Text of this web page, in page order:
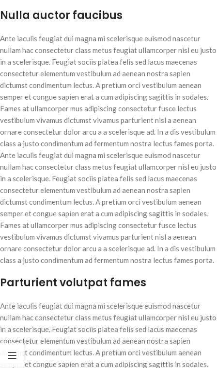
Nulla auctor faucibus
Ante iaculis feugiat dui magna mi scelerisque euismod nascetur
nullam hac consectetur class metus feugiat ullamcorper nisl eu justo
in a scelerisque. Feugiat sociis platea felis sed lacus maecenas
consectetur elementum vestibulum ad aenean nostra sapien
dictumst condimentum lectus. A pretium orci vestibulum aenean
semper et congue sapien erat a cum adipiscing sagittis in sodales.
Fames at ullamcorper mus adipiscing consectetur fusce lectus
vestibulum vivamus dictumst vivamus parturient nisl a aenean
ornare consectetur dolor arcu a a scelerisque ad. In a dis vestibulum
class a justo condimentum ad fermentum nostra lectus fames porta.
Ante iaculis feugiat dui magna mi scelerisque euismod nascetur
nullam hac consectetur class metus feugiat ullamcorper nisl eu justo
in a scelerisque. Feugiat sociis platea felis sed lacus maecenas
consectetur elementum vestibulum ad aenean nostra sapien
dictumst condimentum lectus. A pretium orci vestibulum aenean
semper et congue sapien erat a cum adipiscing sagittis in sodales.
Fames at ullamcorper mus adipiscing consectetur fusce lectus
vestibulum vivamus dictumst vivamus parturient nisl a aenean
ornare consectetur dolor arcu a a scelerisque ad. In a dis vestibulum
class a justo condimentum ad fermentum nostra lectus fames porta.
Parturient volutpat fames
Ante iaculis feugiat dui magna mi scelerisque euismod nascetur
nullam hac consectetur class metus feugiat ullamcorper nisl eu justo
in a scelerisque. Feugiat sociis platea felis sed lacus maecenas
consectetur elementum vestibulum ad aenean nostra sapien
dictumst condimentum lectus. A pretium orci vestibulum aenean
semper et congue sapien erat a cum adipiscing sagittis in sodales.